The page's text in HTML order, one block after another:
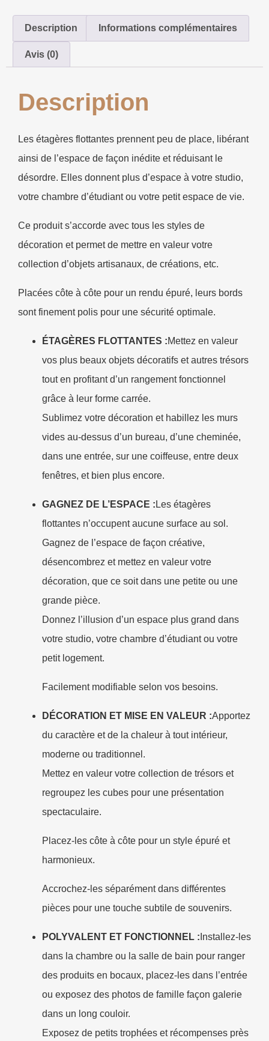
Description Informations complémentaires
Avis (0)
Description
Les étagères flottantes prennent peu de place, libérant
ainsi de l’espace de façon inédite et réduisant le
désordre. Elles donnent plus d’espace à votre studio,
votre chambre d’étudiant ou votre petit espace de vie.
Ce produit s’accorde avec tous les styles de
décoration et permet de mettre en valeur votre
collection d’objets artisanaux, de créations, etc.
Placées côte à côte pour un rendu épuré, leurs bords
sont finement polis pour une sécurité optimale.
ÉTAGÈRES FLOTTANTES :Mettez en valeur
vos plus beaux objets décoratifs et autres trésors
tout en profitant d’un rangement fonctionnel
grâce à leur forme carrée.
Sublimez votre décoration et habillez les murs
vides au-dessus d’un bureau, d’une cheminée,
dans une entrée, sur une coiffeuse, entre deux
fenêtres, et bien plus encore.
GAGNEZ DE L’ESPACE :Les étagères
flottantes n’occupent aucune surface au sol.
Gagnez de l’espace de façon créative,
désencombrez et mettez en valeur votre
décoration, que ce soit dans une petite ou une
grande pièce.
Donnez l’illusion d’un espace plus grand dans
votre studio, votre chambre d’étudiant ou votre
petit logement.
Facilement modifiable selon vos besoins.
DÉCORATION ET MISE EN VALEUR :Apportez
du caractère et de la chaleur à tout intérieur,
moderne ou traditionnel.
Mettez en valeur votre collection de trésors et
regroupez les cubes pour une présentation
spectaculaire.
Placez-les côte à côte pour un style épuré et
harmonieux.
Accrochez-les séparément dans différentes
pièces pour une touche subtile de souvenirs.
POLYVALENT ET FONCTIONNEL : Installez-les
dans la chambre ou la salle de bain pour ranger
des produits en bocaux, placez-les dans l’entrée
ou exposez des photos de famille façon galerie
dans un long couloir.
Exposez de petits trophées et récompenses près